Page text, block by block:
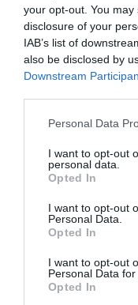
your opt-out. You
disclosure of your
IAB’s list of
also be disclosed by
Downstream
Personal Data
I want to opt-out
personal data.
Opted In
I want to opt-out
Personal Data.
Opted In
I want to opt-out
Personal Data for
Opted In
Vérifiez la météo
La Chapelle-d"Abondance
à
Abondanceà 18.65 km du
à 15.24 km du
à 13.12 km du point
à 22.74 km du
Le Montenversà 21.23 km
à 21.23 km du